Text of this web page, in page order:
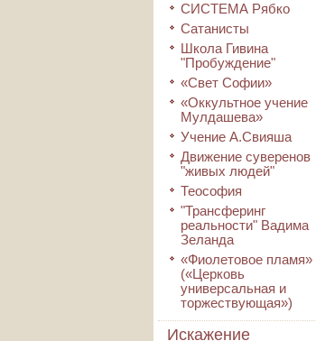
СИСТЕМА Рябко
Сатанисты
Школа Гивина
"Пробуждение"
«Свет Софии»
«Оккультное учение
Мулдашева»
Учение А.Свияша
Движение суверенов
"живых людей"
Теософия
"Трансферинг
реальности" Вадима
Зеланда
«Фиолетовое пламя»
(«Церковь
универсальная и
торжествующая»)
Искажение